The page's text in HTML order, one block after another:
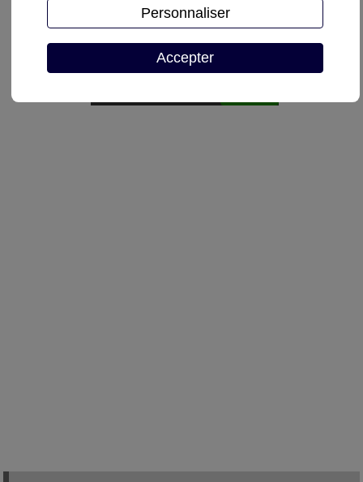
Demande de devis
Accepter
Personnaliser